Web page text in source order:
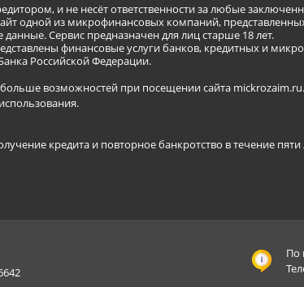
и не несёт ответственности за любые
одной из микрофинансовых компаний,
Сервис предназначен для лиц старше 18 лет.
финансовые услуги банков, кредитных и
Российской Федерации.
возможностей при посещении сайта
.
кредита и повторное банкротство в течение
По